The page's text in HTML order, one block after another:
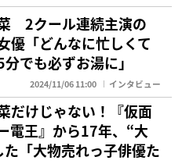
2クール連続主演の
優「どんなに忙しくて
でも必ずお湯に」
2024/11/06 11:00 インタビュー
だけじゃない！『仮面
電王』から17年、“大
た「大物売れっ子俳優た